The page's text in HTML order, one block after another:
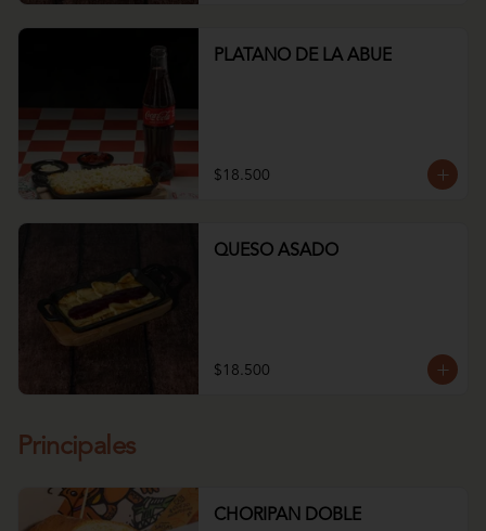
PLATANO DE LA ABUE
$18.500
QUESO ASADO
$18.500
Principales
CHORIPAN DOBLE